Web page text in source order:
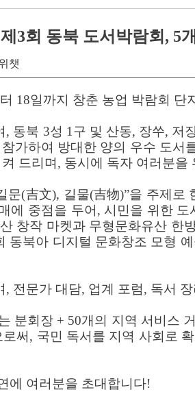
제3회 동북 도서박람회, 5
챗
18일까지 창춘 농업 박람회 단
동북 3성 1구 및 산동, 장쑤,
가하여 방대한 양의 우수 도
드리며, 동시에 독자 여러분
문(吉文), 길물(吉物)”을 주제
에 중점을 두어, 시민을 위한
창작 마켓과 무형문화유산
동북아 디지털 문화창조 모형
전문가 대담, 업계 포럼, 독서
분회장 + 50개의 지역 서비스
써, 국민 독서를 지역 사회로
에 여러분을 초대합니다!